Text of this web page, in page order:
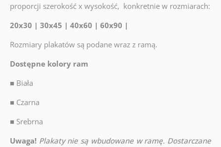
proporcji szerokość x wysokość, konkretnie w rozmiarach:
20x30 | 30x45 | 40x60 | 60x90 |
Rozmiary plakatów są podane wraz z ramą.
Dostępne kolory ram
■ Biała
■ Czarna
■ Srebrna
Uwaga! Plakaty nie są wbudowane w ramę. Dostarczane